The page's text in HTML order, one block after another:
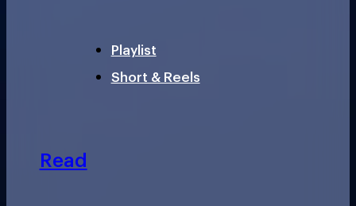
Playlist
Short & Reels
Read